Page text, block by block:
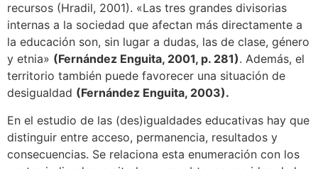
recursos (Hradil, 2001). «Las tres grandes divisorias
internas a la sociedad que afectan más directamente a
la educación son, sin lugar a dudas, las de clase, género
y etnia» (Fernández Enguita, 2001, p. 281). Además, el
territorio también puede favorecer una situación de
desigualdad (Fernández Enguita, 2003).
En el estudio de las (des)igualdades educativas hay que
distinguir entre acceso, permanencia, resultados y
consecuencias. Se relaciona esta enumeración con los